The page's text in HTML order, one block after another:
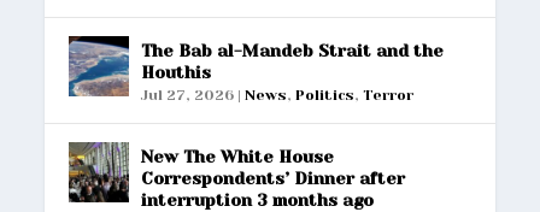
The Bab al-Mandeb Strait and the
Houthis
Jul 27, 2026 |News,Politics,Terror
New The White House
Correspondents’ Dinner after
interruption 3 months ago